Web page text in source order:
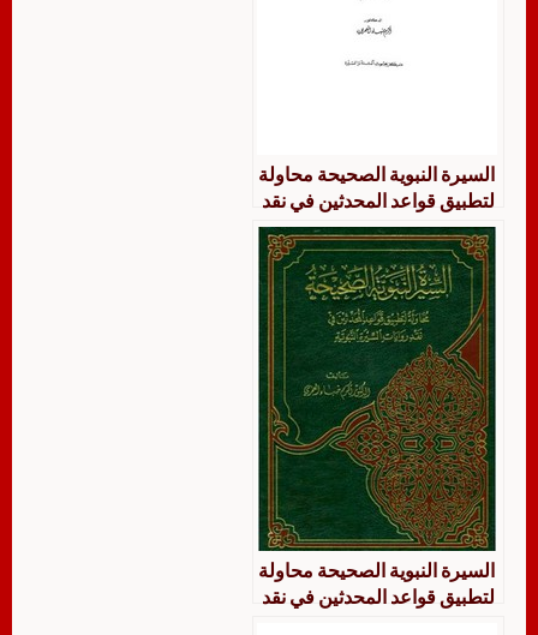
السيرة النبوية الصحيحة محاولة
لتطبيق قواعد المحدثين في نقد
روايات السيرة النبوية
السيرة النبوية الصحيحة محاولة
لتطبيق قواعد المحدثين في نقد